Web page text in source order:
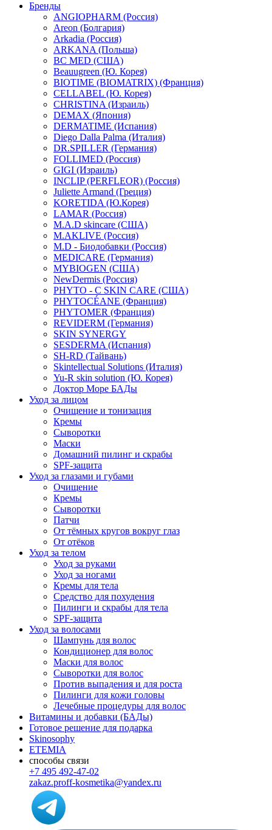
Бренды
ANGIOPHARM (Россия)
Areon (Болгария)
Arkadia (Россия)
ARKANA (Польша)
BC MED (США)
Beauugreen (Ю. Корея)
BIOTIME (BIOMATRIX) (Франция)
CELLABEL (Ю. Корея)
CHRISTINA (Израиль)
DEMAX (Япония)
DERMATIME (Испания)
Diego Dalla Palma (Италия)
DR.SPILLER (Германия)
FOLLIMED (Россия)
GIGI (Израиль)
INCLIP (PERFLEOR) (Россия)
Juliette Armand (Греция)
KORETIDA (Ю.Корея)
LAMAR (Россия)
M.A.D skincare (США)
M.AKLIVE (Россия)
M.D - Биодобавки (Россия)
MEDICARE (Германия)
MYBIOGEN (США)
NewDermis (Россия)
PHYTO - C SKIN CARE (США)
PHYTOCÉANE (Франция)
PHYTOMER (Франция)
REVIDERM (Германия)
SKIN SYNERGY
SESDERMA (Испания)
SH-RD (Тайвань)
Skintellectual Solutions (Италия)
Yu-R skin solution (Ю. Корея)
Доктор Море БАДы
Уход за лицом
Очищение и тонизация
Кремы
Сыворотки
Маски
Домашний пилинг и скрабы
SPF-защита
Уход за глазами и губами
Очищение
Кремы
Сыворотки
Патчи
От тёмных кругов вокруг глаз
От отёков
Уход за телом
Уход за руками
Уход за ногами
Кремы для тела
Средство для похудения
Пилинги и скрабы для тела
SPF-защита
Уход за волосами
Шампунь для волос
Кондиционер для волос
Маски для волос
Сыворотки для волос
Против выпадения и для роста
Пилинги для кожи головы
Лечебные процедуры для волос
Витамины и добавки (БАДы)
Готовое решение для подарка
Skinosophy
ETEMIA
способы связи
+7 495 492-47-02
zakaz.proff-kosmetika@yandex.ru